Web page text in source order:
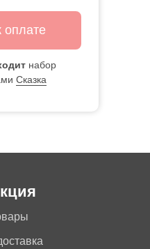
оплате
набор
Сказка